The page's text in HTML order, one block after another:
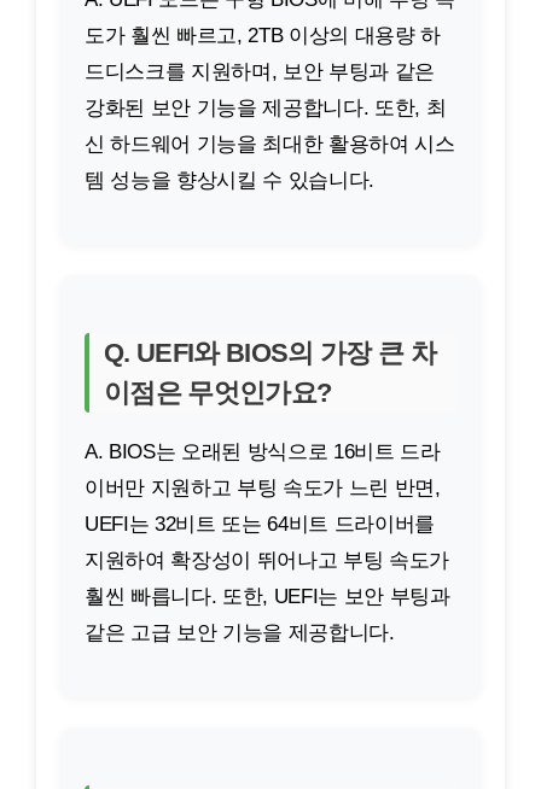
도가 훨씬 빠르고, 2TB 이상의 대용량 하
드디스크를 지원하며, 보안 부팅과 같은
강화된 보안 기능을 제공합니다. 또한, 최
신 하드웨어 기능을 최대한 활용하여 시스
템 성능을 향상시킬 수 있습니다.
Q. UEFI와 BIOS의 가장 큰 차
이점은 무엇인가요?
A. BIOS는 오래된 방식으로 16비트 드라
이버만 지원하고 부팅 속도가 느린 반면,
UEFI는 32비트 또는 64비트 드라이버를
지원하여 확장성이 뛰어나고 부팅 속도가
훨씬 빠릅니다. 또한, UEFI는 보안 부팅과
같은 고급 보안 기능을 제공합니다.